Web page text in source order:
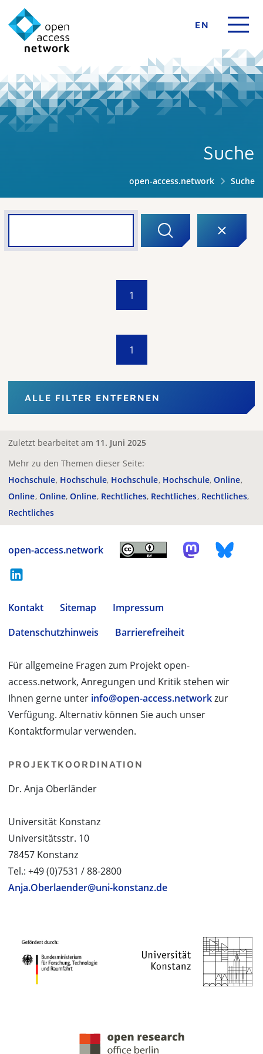
EN
Suche
open-access.network Suche
1
1
ALLE FILTER ENTFERNEN
Zuletzt bearbeitet am 11. Juni 2025
Mehr zu den Themen dieser Seite:
Hochschule Hochschule Hochschule Hochschule Online
Online Online Online Rechtliches Rechtliches Rechtliches
Rechtliches
open-access.network
Kontakt Sitemap
Impressum
Datenschutzhinweis
Barrierefreiheit
Für allgemeine Fragen zum Projekt open-
access.network, Anregungen und Kritik stehen wir
Ihnen gerne unter info@open-access.networkzur
Verfügung. Alternativ können Sie auch unser
Kontaktformular verwenden.
PROJEKTKOORDINATION
Dr. Anja Oberländer
Universität Konstanz
Universitätsstr. 10
78457 Konstanz
Tel.: +49 (0)7531 / 88-2800
Anja.Oberlaender@uni-konstanz.de